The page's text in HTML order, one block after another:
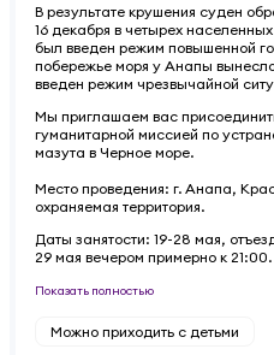
В результате крушения суден
16 декабря в четырех
был введен режим повышенной
побережье моря у Анапы
введен режим чрезвычайной
Мы приглашаем вас
гуманитарной миссией по
мазута в Черное море.
Место проведения: г. Анапа,
охраняемая территория.
Даты занятости: 19-28 мая,
29 мая вечером примерно к 21:00.
Показать полностью
Можно приходить с детьми